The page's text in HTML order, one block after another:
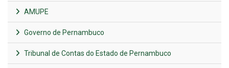
AMUPE
Governo de Pernambuco
Tribunal de Contas do Estado de Pernambuco